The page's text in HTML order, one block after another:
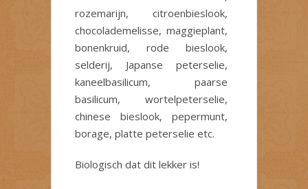
rozemarijn, citroenbieslook,
chocolademelisse, maggieplant,
bonenkruid, rode bieslook,
selderij, Japanse peterselie,
kaneelbasilicum, paarse
basilicum, wortelpeterselie,
chinese bieslook, pepermunt,
borage, platte peterselie etc.
Biologisch dat dit lekker is!